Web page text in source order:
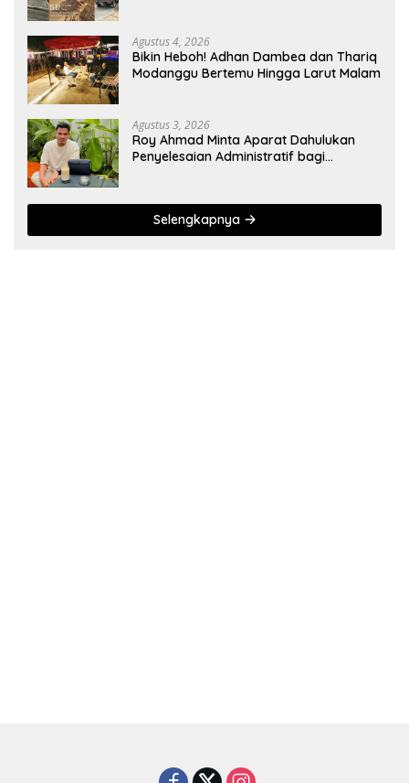
Agustus 4, 2026
Bikin Heboh! Adhan Dambea dan Thariq
Modanggu Bertemu Hingga Larut Malam
Agustus 3, 2026
Roy Ahmad Minta Aparat Dahulukan
Penyelesaian Administratif bagi
Selengkapnya